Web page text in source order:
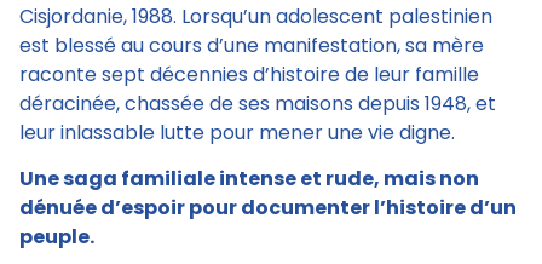
Cisjordanie, 1988. Lorsqu’un adolescent palestinien
est blessé au cours d’une manifestation, sa mère
raconte sept décennies d’histoire de leur famille
déracinée, chassée de ses maisons depuis 1948, et
leur inlassable lutte pour mener une vie digne.
Une saga familiale intense et rude, mais non
dénuée d’espoir pour documenter l’histoire d’un
peuple.